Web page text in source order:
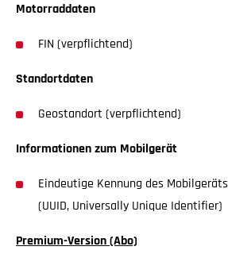
Motorraddaten
FIN (verpflichtend)
Standortdaten
Geostandort (verpflichtend)
Informationen zum Mobilgerät
Eindeutige Kennung des Mobilgeräts
(UUID, Universally Unique Identifier)
Premium-Version (Abo)